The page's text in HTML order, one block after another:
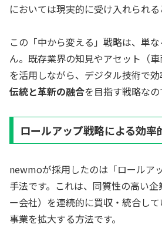
においては現実的に受け入れられる
この「中から変える」戦略は、単
ん。既存業界の知見やアセット（車
を活用しながら、デジタル技術で効
伝統と革新の融合を目指す戦略なの
ロールアップ戦略による効率
newmoが採用したのは「ロールア
手法です。これは、同質性の高い
ー会社）を連続的に買収・統合し
事業を拡大する方法です。